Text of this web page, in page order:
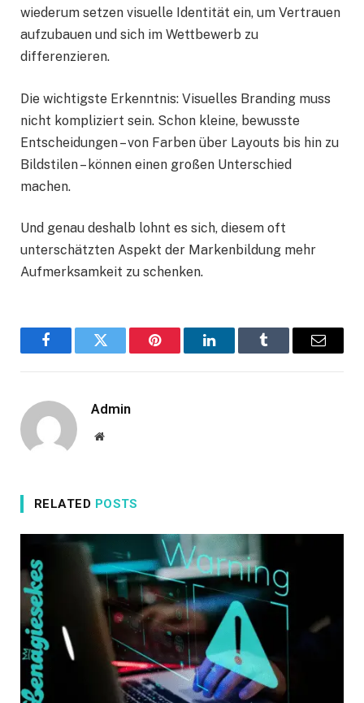
wiederum setzen visuelle Identität ein, um Vertrauen
aufzubauen und sich im Wettbewerb zu
differenzieren.
Die wichtigste Erkenntnis: Visuelles Branding muss
nicht kompliziert sein. Schon kleine, bewusste
Entscheidungen – von Farben über Layouts bis hin zu
Bildstilen – können einen großen Unterschied
machen.
Und genau deshalb lohnt es sich, diesem oft
unterschätzten Aspekt der Markenbildung mehr
Aufmerksamkeit zu schenken.
FacebookTwitter Pinterest LinkedInTumblr Email
Admin
Website
RELATED POSTS